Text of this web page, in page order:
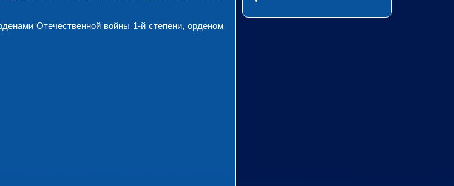
Отечественной войны 1-й степени, орденом